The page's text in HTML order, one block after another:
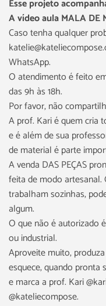
Esse projeto
A vídeo aula MALA DE
Caso tenha qualquer
WhatsApp.
O atendimento é feito
das 9h às 18h.
Por favor, não
A prof. Kari é quem cria
e é além de sua
de material é parte
A venda DAS PEÇAS
feita de modo artesanal.
trabalham sozinhas,
algum.
O que não é autorizado
ou industrial.
Aproveite muito,
esquece, quando pronta
e marca a prof. Kari
@kateliecompose.